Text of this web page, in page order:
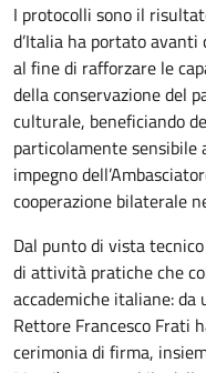
I protocolli sono il
d’Italia ha portato
al fine di rafforzare le
della conservazione del
culturale, beneficiando
particolamente
impegno
cooperazione bilaterale
Dal punto di vista
di attività pratiche che
accademiche italiane: da
Rettore Francesco Frati
cerimonia di firma,